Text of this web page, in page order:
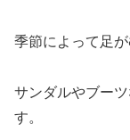
季節によって足
サンダルやブー
す。